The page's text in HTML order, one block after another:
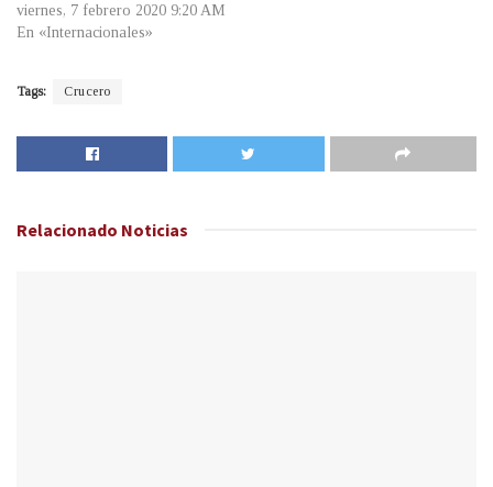
viernes, 7 febrero 2020 9:20 AM
En «Internacionales»
Tags: Crucero
Relacionado Noticias